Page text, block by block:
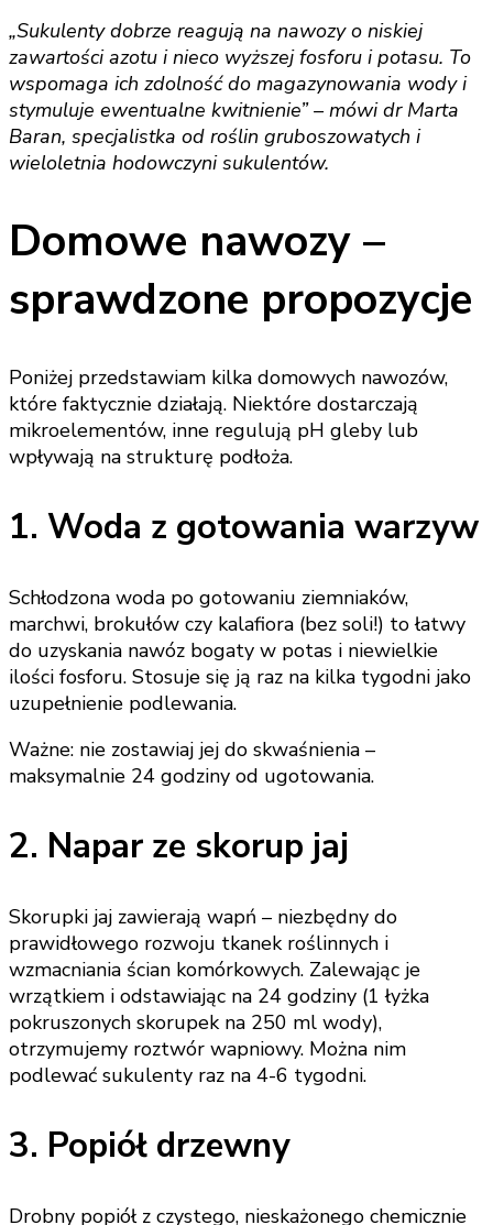
„Sukulenty dobrze reagują na nawozy o niskiej
zawartości azotu i nieco wyższej fosforu i potasu. To
wspomaga ich zdolność do magazynowania wody i
stymuluje ewentualne kwitnienie” – mówi dr Marta
Baran, specjalistka od roślin gruboszowatych i
wieloletnia hodowczyni sukulentów.
Domowe nawozy –
sprawdzone propozycje
Poniżej przedstawiam kilka domowych nawozów,
które faktycznie działają. Niektóre dostarczają
mikroelementów, inne regulują pH gleby lub
wpływają na strukturę podłoża.
1. Woda z gotowania warzyw
Schłodzona woda po gotowaniu ziemniaków,
marchwi, brokułów czy kalafiora (bez soli!) to łatwy
do uzyskania nawóz bogaty w potas i niewielkie
ilości fosforu. Stosuje się ją raz na kilka tygodni jako
uzupełnienie podlewania.
Ważne: nie zostawiaj jej do skwaśnienia –
maksymalnie 24 godziny od ugotowania.
2. Napar ze skorup jaj
Skorupki jaj zawierają wapń – niezbędny do
prawidłowego rozwoju tkanek roślinnych i
wzmacniania ścian komórkowych. Zalewając je
wrzątkiem i odstawiając na 24 godziny (1 łyżka
pokruszonych skorupek na 250 ml wody),
otrzymujemy roztwór wapniowy. Można nim
podlewać sukulenty raz na 4-6 tygodni.
3. Popiół drzewny
Drobny popiół z czystego, nieskażonego chemicznie